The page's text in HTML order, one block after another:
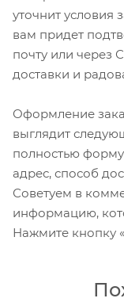
уточнит условия
вам придет
почту или через
доставки и
Оформление
выглядит
полностью
адрес, способ
Советуем в
информацию,
Нажмите кнопку